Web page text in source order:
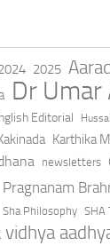
2025
Dr Umar
Editorial
Karthika
newsletters
Pragnanam
Sha Philosophy SHA